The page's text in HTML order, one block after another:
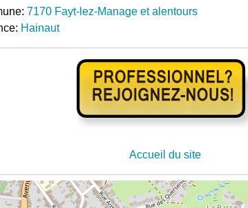
7170 Fayt-lez-Manage et alentours
Hainaut
Accueil du site